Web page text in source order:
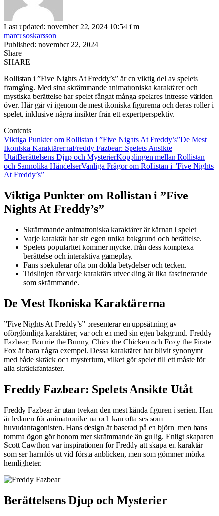
Last updated: november 22, 2024 10:54 f m
marcusoskarsson
Published: november 22, 2024
Share
SHARE
Rollistan i ”Five Nights At Freddy’s” är en viktig del av spelets
framgång. Med sina skrämmande animatroniska karaktärer och
mystiska berättelse har spelet fångat många spelares intresse världen
över. Här går vi igenom de mest ikoniska figurerna och deras roller i
spelet, inklusive några insikter från ett expertperspektiv.
Contents
Viktiga Punkter om Rollistan i ”Five Nights At Freddy’s”De Mest
Ikoniska KaraktärernaFreddy Fazbear: Spelets Ansikte
UtåtBerättelsens Djup och MysterierKopplingen mellan Rollistan
och Sannolika HändelserVanliga Frågor om Rollistan i ”Five Nights
At Freddy’s”
Viktiga Punkter om Rollistan i ”Five
Nights At Freddy’s”
Skrämmande animatroniska karaktärer är kärnan i spelet.
Varje karaktär har sin egen unika bakgrund och berättelse.
Spelets popularitet kommer mycket från dess komplexa
berättelse och interaktiva gameplay.
Fans spekulerar ofta om dolda betydelser och tecken.
Tidslinjen för varje karaktärs utveckling är lika fascinerande
som skrämmande.
De Mest Ikoniska Karaktärerna
”Five Nights At Freddy’s” presenterar en uppsättning av
oförglömliga karaktärer, var och en med sin egen bakgrund. Freddy
Fazbear, Bonnie the Bunny, Chica the Chicken och Foxy the Pirate
Fox är bara några exempel. Dessa karaktärer har blivit synonymt
med både skräck och mysterium, vilket gör spelet till ett måste för
alla skräckfantaster.
Freddy Fazbear: Spelets Ansikte Utåt
Freddy Fazbear är utan tvekan den mest kända figuren i serien. Han
är ledaren för animatronikerna och kan ofta ses som
huvudantagonisten. Hans design är baserad på en björn, men hans
tomma ögon gör honom mer skrämmande än gullig. Enligt skaparen
Scott Cawthon var inspirationen för Freddy att skapa en karaktär
som ser harmlös ut vid första anblicken, men som gömmer mörka
hemligheter.
Berättelsens Djup och Mysterier